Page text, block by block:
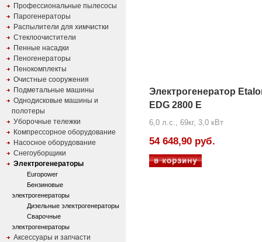
Профессиональные пылесосы
Парогенераторы
Распылители для химчистки
Стеклоочистители
Пенные насадки
Пеногенераторы
Пенокомплекты
Очистные сооружения
Подметальные машины
Однодисковые машины и
полотеры
Уборочные тележки
Компрессорное оборудование
Насосное оборудование
Снегоуборщики
Электрогенераторы
Europower
Бензиновые
электрогенераторы
Дизельные электрогенераторы
Сварочные
электрогенераторы
Аксессуары и запчасти
Электрогенератор
EDG 2800 E
6,0 л.с., 69кг, 3,0 кВт
54 648,90 руб.